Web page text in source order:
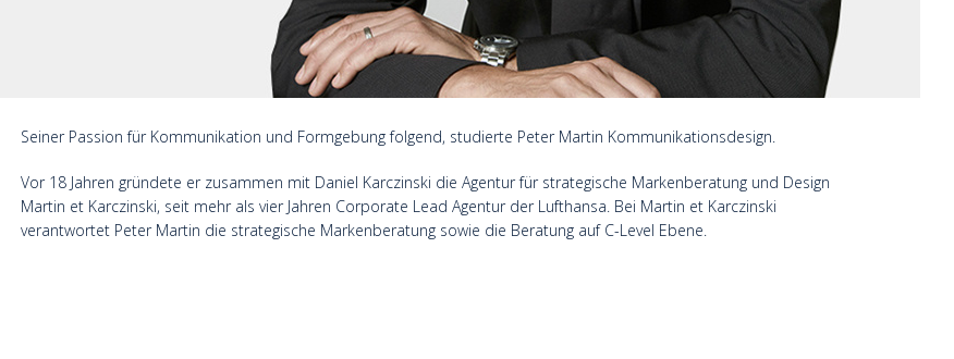
Seiner Passion für Kommunikation und Formgebung folgend, studierte Peter Martin Kommunikationsdesign.
Vor 18 Jahren gründete er zusammen mit Daniel Karczinski die Agentur für strategische Markenberatung und Design
Martin et Karczinski, seit mehr als vier Jahren Corporate Lead Agentur der Lufthansa. Bei Martin et Karczinski
verantwortet Peter Martin die strategische Markenberatung sowie die Beratung auf C-Level Ebene.